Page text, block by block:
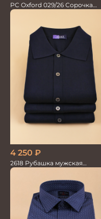
PC Oxford 029/26 Сорочка
4 250 ₽
2618 Рубашка мужская
кор.рукав трикотажная т.син.
100%хлопок